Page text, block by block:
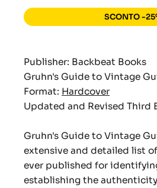
SCONTO -
Publisher: Backbeat Books
Gruhn's Guide to Vintage
Format: Hardcover
Updated and Revised Third
Gruhn's Guide to Vintage
extensive and detailed list
ever published for
establishing the